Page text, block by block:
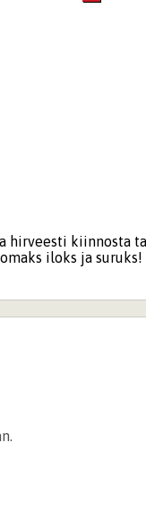
hirveesti kiinnosta
iloks ja suruks!